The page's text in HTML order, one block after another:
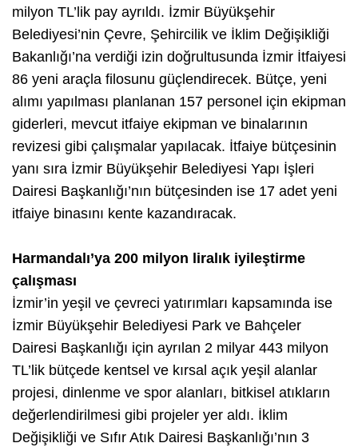
milyon TL’lik pay ayrıldı. İzmir Büyükşehir
Belediyesi’nin Çevre, Şehircilik ve İklim Değişikliği
Bakanlığı’na verdiği izin doğrultusunda İzmir İtfaiyesi
86 yeni araçla filosunu güçlendirecek. Bütçe, yeni
alımı yapılması planlanan 157 personel için ekipman
giderleri, mevcut itfaiye ekipman ve binalarının
revizesi gibi çalışmalar yapılacak. İtfaiye bütçesinin
yanı sıra İzmir Büyükşehir Belediyesi Yapı İşleri
Dairesi Başkanlığı’nın bütçesinden ise 17 adet yeni
itfaiye binasını kente kazandıracak.
Harmandalı’ya 200 milyon liralık iyileştirme
çalışması
İzmir’in yeşil ve çevreci yatırımları kapsamında ise
İzmir Büyükşehir Belediyesi Park ve Bahçeler
Dairesi Başkanlığı için ayrılan 2 milyar 443 milyon
TL’lik bütçede kentsel ve kırsal açık yeşil alanlar
projesi, dinlenme ve spor alanları, bitkisel atıkların
değerlendirilmesi gibi projeler yer aldı. İklim
Değişikliği ve Sıfır Atık Dairesi Başkanlığı’nın 3